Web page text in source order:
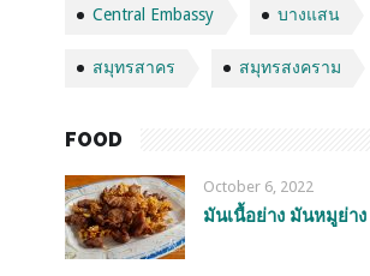
Central Embassy บางแสน
สมุทรสาคร สมุทรสงคราม
FOOD
October 6, 2022
มันเนื้อย่าง มันหมูย่า